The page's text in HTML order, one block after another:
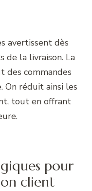
avertissent dès
de la livraison. La
des commandes
On réduit ainsi les
tout en offrant
pour
client